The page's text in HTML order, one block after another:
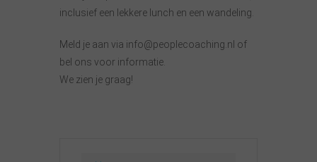
inclusief een lekkere lunch en een wandeling.
Meld je aan via info@peoplecoaching.nl of
bel ons voor informatie.
We zien je graag!